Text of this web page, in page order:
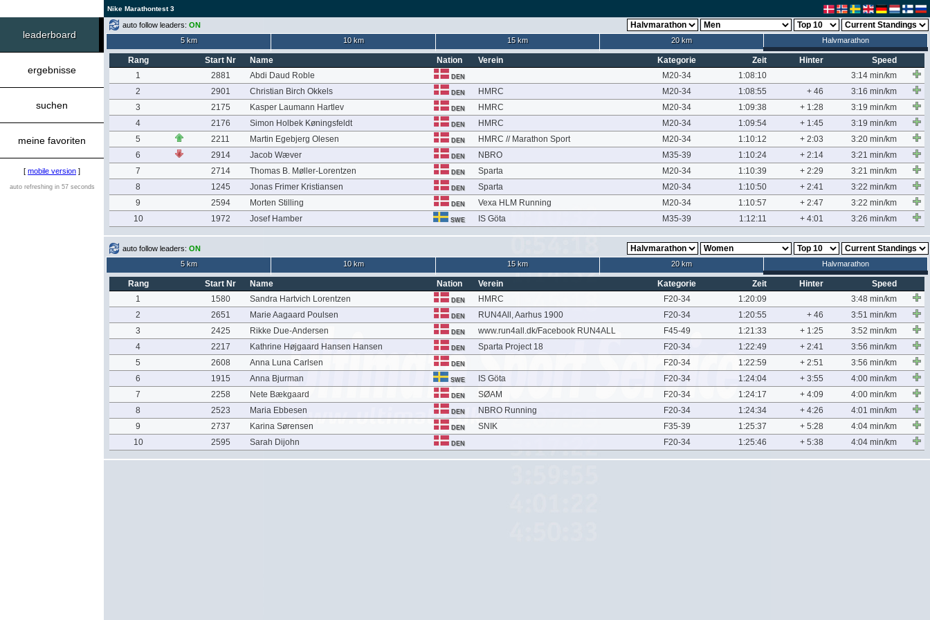
Nike Marathontest 3
leaderboard
ergebnisse
suchen
meine favoriten
[ mobile version ]
auto refreshing in 57 seconds
auto follow leaders: ON
5 km
10 km 15 km 20 km Halvmarathon
Rang Start Nr Name Nation Verein Kategorie Zeit Hinter
Speed
1
2881 Abdi Daud Roble DEN M20-34 1:08:10
3:14 min/km
2
2901 Christian Birch Okkels DEN HMRC M20-34 1:08:55 + 46
3:16 min/km
3
2175 Kasper Laumann Hartlev DEN HMRC M20-34 1:09:38 + 1:28
3:19 min/km
4
2176 Simon Holbek Køningsfeldt DEN HMRC M20-34 1:09:54 + 1:45
3:19 min/km
5
2211 Martin Egebjerg Olesen DEN HMRC // Marathon Sport M20-34 1:10:12 + 2:03
3:20 min/km
6
2914 Jacob Wæver DEN NBRO M35-39 1:10:24 + 2:14
3:21 min/km
7
2714 Thomas B. Møller-Lorentzen DEN Sparta M20-34 1:10:39 + 2:29
3:21 min/km
8
1245 Jonas Frimer Kristiansen DEN Sparta M20-34 1:10:50 + 2:41
3:22 min/km
9
2594 Morten Stilling DEN Vexa HLM Running M20-34 1:10:57 + 2:47
3:22 min/km
10
1972 Josef Hamber SWE IS Göta M35-39 1:12:11 + 4:01 3:26 min/km
auto follow leaders: ON
5 km
10 km 15 km 20 km Halvmarathon
Rang Start Nr Name Nation Verein Kategorie Zeit Hinter
Speed
1
1580 Sandra Hartvich Lorentzen DEN HMRC F20-34 1:20:09
3:48 min/km
2
2651 Marie Aagaard Poulsen DEN RUN4All, Aarhus 1900 F20-34 1:20:55 + 46
3:51 min/km
3
2425 Rikke Due-Andersen DEN www.run4all.dk/Facebook RUN4ALL F45-49 1:21:33 + 1:25
3:52 min/km
4
2217 Kathrine Højgaard Hansen Hansen DEN Sparta Project 18 F20-34 1:22:49 + 2:41
3:56 min/km
5
2608 Anna Luna Carlsen DEN F20-34 1:22:59 + 2:51
3:56 min/km
6
1915 Anna Bjurman SWE IS Göta F20-34 1:24:04 + 3:55
4:00 min/km
7
2258 Nete Bækgaard DEN SØAM F20-34 1:24:17 + 4:09
4:00 min/km
8
2523 Maria Ebbesen DEN NBRO Running F20-34 1:24:34 + 4:26
4:01 min/km
9
2737 Karina Sørensen DEN SNIK F35-39 1:25:37 + 5:28
4:04 min/km
10
2595 Sarah Dijohn DEN F20-34 1:25:46 + 5:38 4:04 min/km